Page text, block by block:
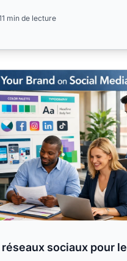
min de lecture
sociaux pour le branding
sociaux pour le